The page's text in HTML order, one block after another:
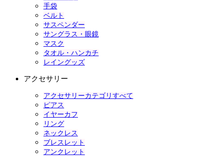
手袋
ベルト
サスペンダー
サングラス・眼鏡
マスク
タオル・ハンカチ
レイングッズ
アクセサリー
アクセサリーカテゴリすべて
ピアス
イヤーカフ
リング
ネックレス
ブレスレット
アンクレット